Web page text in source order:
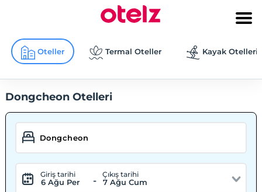
Oteller Termal Oteller Kayak Otelleri
Dongcheon Otelleri
Giriş tarihi
6 Ağu Per -
Çıkış tarihi
7 Ağu Cum